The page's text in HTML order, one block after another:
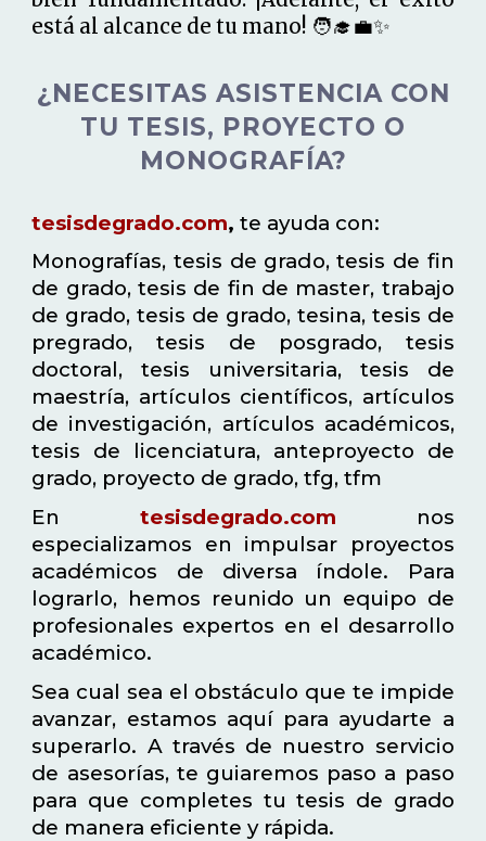
está al alcance de tu mano! 🧑‍🎓💼✨
¿NECESITAS ASISTENCIA CON
TU TESIS, PROYECTO O
MONOGRAFÍA?
tesisdegrado.com, te ayuda con:
Monografías, tesis de grado, tesis de fin
de grado, tesis de fin de master, trabajo
de grado, tesis de grado, tesina, tesis de
pregrado, tesis de posgrado, tesis
doctoral, tesis universitaria, tesis de
maestría, artículos científicos, artículos
de investigación, artículos académicos,
tesis de licenciatura, anteproyecto de
grado, proyecto de grado, tfg, tfm
En tesisdegrado.com nos
especializamos en impulsar proyectos
académicos de diversa índole. Para
lograrlo, hemos reunido un equipo de
profesionales expertos en el desarrollo
académico.
Sea cual sea el obstáculo que te impide
avanzar, estamos aquí para ayudarte a
superarlo. A través de nuestro servicio
de asesorías, te guiaremos paso a paso
para que completes tu tesis de grado
de manera eficiente y rápida.